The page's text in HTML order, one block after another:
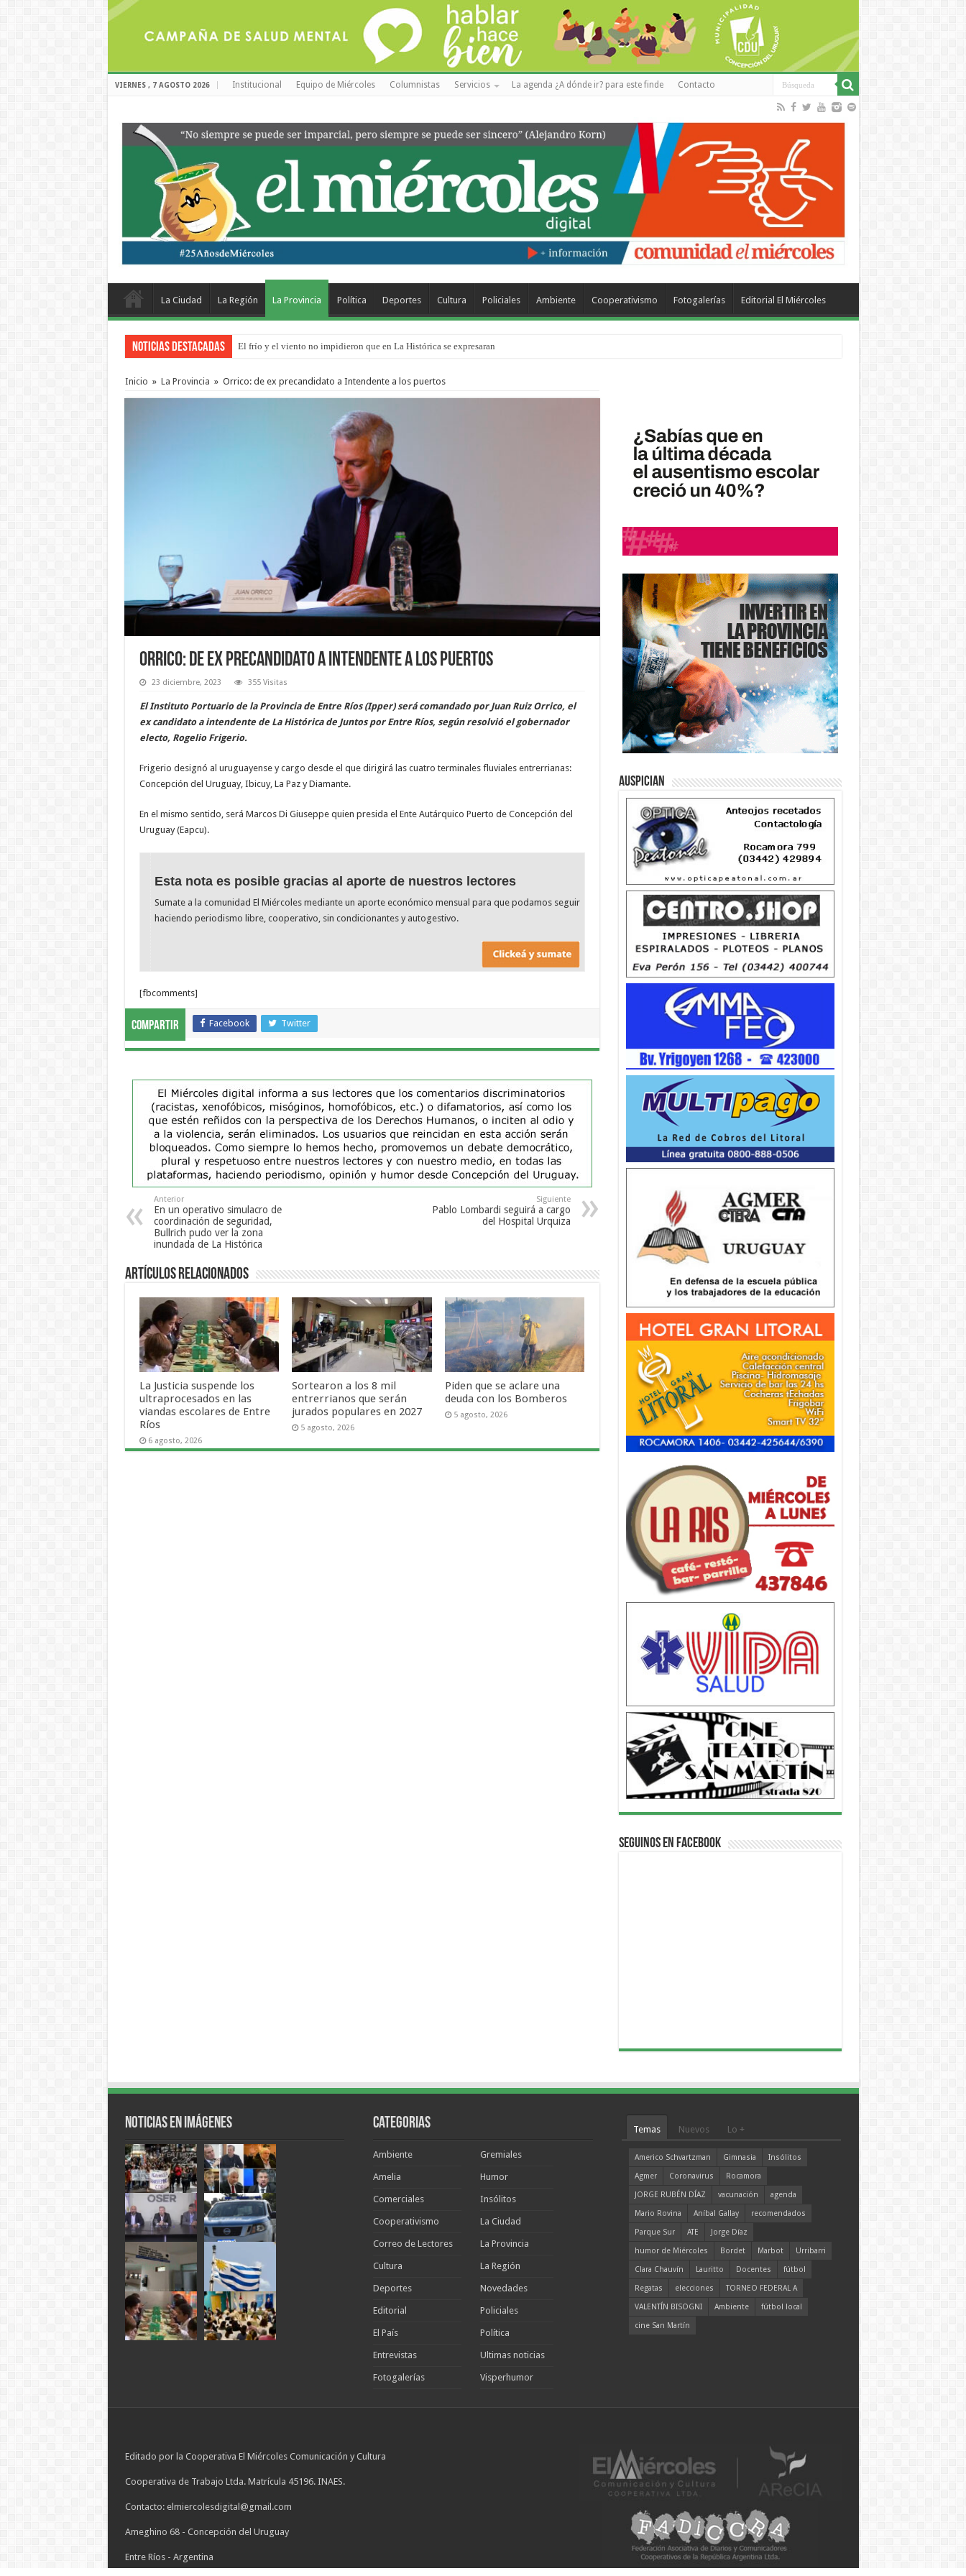
VIERNES , 7 AGOSTO 2026 Institucional Equipo de Miércoles Columnistas Servicios La agenda ¿A dónde ir? para este finde Contacto
La Ciudad La Región La Provincia Política Deportes Cultura Policiales Ambiente Cooperativismo Fotogalerías Editorial El Miércoles
Noticias Destacadas El frío y el viento no impidieron que en La Histórica se expresaran
Inicio » La Provincia » Orrico: de ex precandidato a Intendente a los puertos
Orrico: de ex precandidato a Intendente a los puertos
23 diciembre, 2023 355 Visitas
El Instituto Portuario de la Provincia de Entre Ríos (Ipper) será comandado por Juan Ruiz Orrico, el
ex candidato a intendente de La Histórica de Juntos por Entre Ríos, según resolvió el gobernador
electo, Rogelio Frigerio.
Frigerio designó al uruguayense y cargo desde el que dirigirá las cuatro terminales fluviales entrerrianas:
Concepción del Uruguay, Ibicuy, La Paz y Diamante.
En el mismo sentido, será Marcos Di Giuseppe quien presida el Ente Autárquico Puerto de Concepción del
Uruguay (Eapcu).
Esta nota es posible gracias al aporte de nuestros lectores
Sumate a la comunidad El Miércoles mediante un aporte económico mensual para que podamos seguir
haciendo periodismo libre, cooperativo, sin condicionantes y autogestivo.
[fbcomments]
Compartir Facebook Twitter
Anterior
En un operativo simulacro de
coordinación de seguridad,
Bullrich pudo ver la zona
inundada de La Histórica
Siguiente
Pablo Lombardi seguirá a cargo
del Hospital Urquiza
Artículos Relacionados
La Justicia suspende los
ultraprocesados en las
viandas escolares de Entre
Ríos
6 agosto, 2026
Sortearon a los 8 mil
entrerrianos que serán
jurados populares en 2027
5 agosto, 2026
Piden que se aclare una
deuda con los Bomberos
5 agosto, 2026
Auspician
Seguinos en Facebook
Noticias en Imágenes Categorias
Ambiente
Amelia
Comerciales
Cooperativismo
Correo de Lectores
Cultura
Deportes
Editorial
El País
Entrevistas
Fotogalerías
Gremiales
Humor
Insólitos
La Ciudad
La Provincia
La Región
Novedades
Policiales
Política
Ultimas noticias
Visperhumor
Temas Nuevos Lo +
Americo Schvartzman Gimnasia
Insólitos
Agmer
Coronavirus
Rocamora
JORGE RUBÉN DÍAZ
vacunación
agenda
Mario Rovina
Aníbal Gallay
recomendados
Parque Sur
ATE
Jorge Díaz
humor de Miércoles
Bordet Marbot
Urribarri
Clara Chauvín
Lauritto Docentes
fútbol
Regatas
elecciones
TORNEO FEDERAL A
VALENTÍN BISOGNI
Ambiente
fútbol local
cine San Martín
Editado por la Cooperativa El Miércoles Comunicación y Cultura
Cooperativa de Trabajo Ltda. Matrícula 45196. INAES.
Contacto: elmiercolesdigital@gmail.com
Ameghino 68 - Concepción del Uruguay
Entre Ríos - Argentina